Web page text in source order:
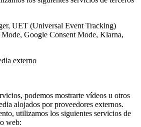
UET (Universal Event Tracking)
Google Consent Mode, Klarna,
externo
podemos mostrarte vídeos u otros
alojados por proveedores externos.
utilizamos los siguientes servicios de
web: